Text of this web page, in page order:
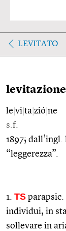
LEVITATO
levitazione
le vi ta zió ne
s.f.
1897;
“leggerezza”.
1. TS
individui, in
sollevare in